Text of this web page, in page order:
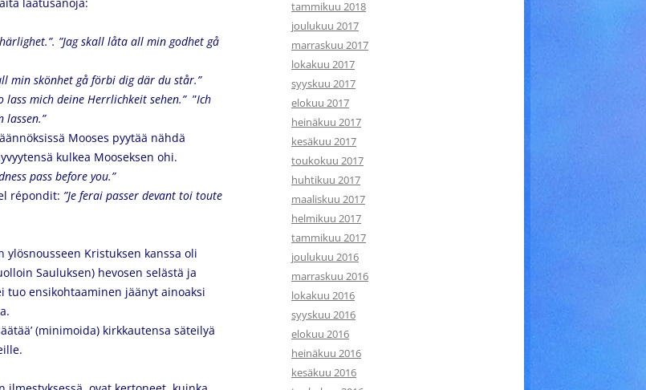
”Jag skall låta all min godhet gå
min skönhet gå förbi dig där du står.”
lass mich deine Herrlichkeit sehen.” ”Ich
lassen.”
Mooses pyytää nähdä
kulkea Mooseksen ohi.
pass before you.”
répondit: ”Je ferai passer devant toi toute
ylösnousseen Kristuksen kanssa oli
Sauluksen) hevosen selästä ja
tuo ensikohtaaminen jäänyt ainoaksi
(minimoida) kirkkautensa säteilyä
tammikuu 2018
joulukuu 2017
marraskuu 2017
lokakuu 2017
syyskuu 2017
elokuu 2017
heinäkuu 2017
kesäkuu 2017
toukokuu 2017
huhtikuu 2017
maaliskuu 2017
helmikuu 2017
tammikuu 2017
joulukuu 2016
marraskuu 2016
lokakuu 2016
syyskuu 2016
elokuu 2016
heinäkuu 2016
kesäkuu 2016